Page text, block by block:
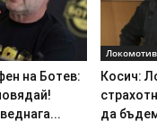
на Ботев:
Косич:
да